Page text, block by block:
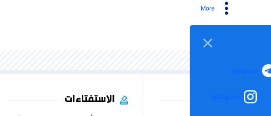
More
Telegram
Instagram الاستفتاءات